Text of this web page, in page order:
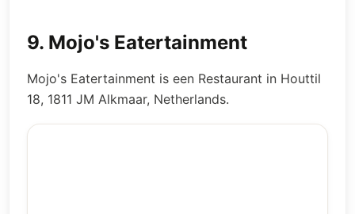
9. Mojo's Eatertainment
Mojo's Eatertainment is een Restaurant in Houttil
18, 1811 JM Alkmaar, Netherlands.